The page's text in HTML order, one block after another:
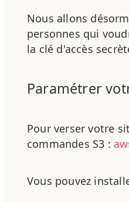
Nous allons
personnes qui
la clé d'accès
Paramétrer
Pour verser votre
commandes S3 :
Vous pouvez